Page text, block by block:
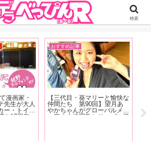
るちょっとHなニュースサイ。サイト内のリンクには
ィリエイトが含まれているものがあります
漫画家・
先生が大人
ー・トイズ
！17周年
おすすめ記事
【三代目・葵マリーと愉快な
仲間たち 第90回】望月あ
やかちゃんがグローバルメデ
ィアの本格調教シリーズに登
藍
ー
検索